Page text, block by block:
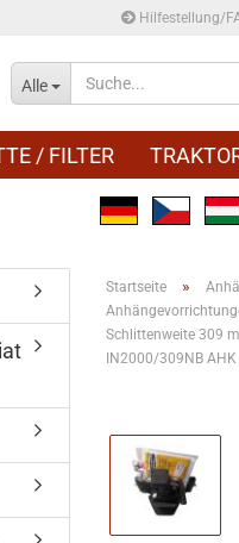
Hilfestellung/
Alle
/ FILTER
Startseite »
Schlittenweite 309
IN2000/309NB